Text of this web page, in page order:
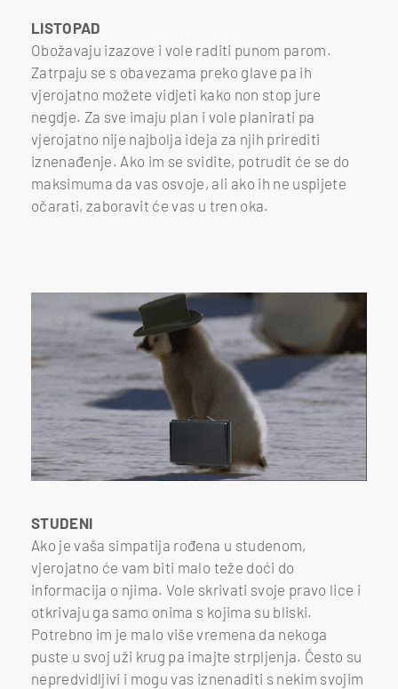
LISTOPAD
Obožavaju izazove i vole raditi punom parom.
Zatrpaju se s obavezama preko glave pa ih
vjerojatno možete vidjeti kako non stop jure
negdje. Za sve imaju plan i vole planirati pa
vjerojatno nije najbolja ideja za njih prirediti
iznenađenje. Ako im se svidite, potrudit će se do
maksimuma da vas osvoje, ali ako ih ne uspijete
očarati, zaboravit će vas u tren oka.
STUDENI
Ako je vaša simpatija rođena u studenom,
vjerojatno će vam biti malo teže doći do
informacija o njima. Vole skrivati svoje pravo lice i
otkrivaju ga samo onima s kojima su bliski.
Potrebno im je malo više vremena da nekoga
puste u svoj uži krug pa imajte strpljenja. Često su
nepredvidljivi i mogu vas iznenaditi s nekim svojim